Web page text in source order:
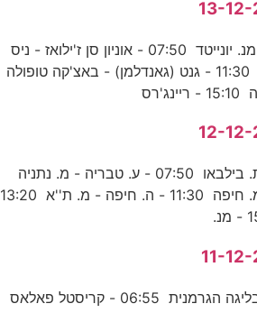
06:00 - ויקטוריה פלזן - מנ. יונייטד 07:50 - אוניון סן ז'ילואז - ניס
09:40 - אסטנה - צ'לסי 11:30 - גנט (גאנדלמן) - באצ'קה טופולה
06:00 - פנרבחצ'ה - את. בילבאו 07:50 - ע. טבריה - מ. נתניה
09:40 - מ.ס. אשדוד - מ. חיפה 11:30 - ה. חיפה - מ. ת''א 13:20
06:00 - סיכום המחזור בליגה הגרמנית 06:55 - קריסטל פאלאס